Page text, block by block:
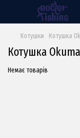
Котушки Котушка
Котушка
Немає товарів